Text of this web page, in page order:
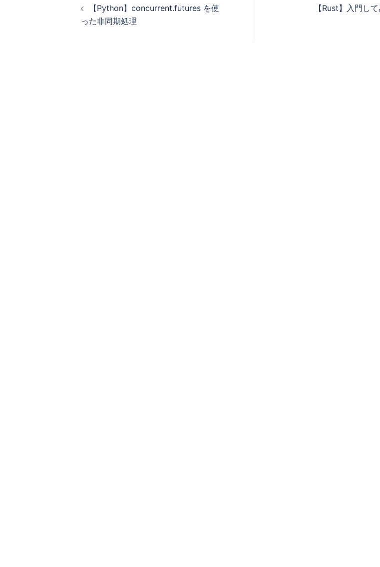
【Python】concurrent.futures を使
った非同期処理
【Rust】入門し